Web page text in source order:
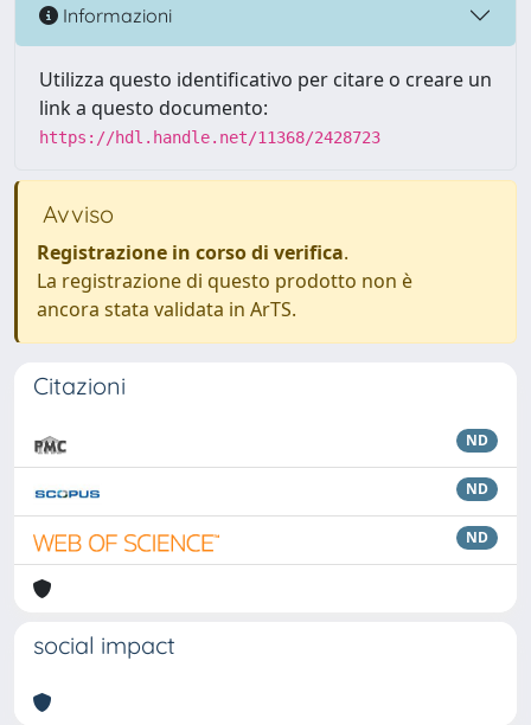
Informazioni
Utilizza questo identificativo per citare o creare un
link a questo documento:
https://hdl.handle.net/11368/2428723
Avviso
Registrazione in corso di verifica.
La registrazione di questo prodotto non è
ancora stata validata in ArTS.
Citazioni
ND
ND
ND
social impact